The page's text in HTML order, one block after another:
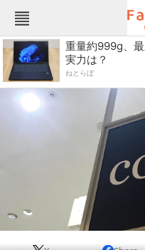
Fav-Logカテゴリー一覧
TOP
インテリア・収納
カメラ
コンテンツ・サービス
スポーツ・レジャー
パソコン・タブレット
重量約999g、
実力は？
ねとらぼ